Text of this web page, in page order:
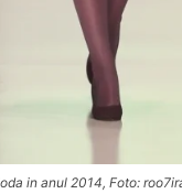
in anul 2014, Foto: